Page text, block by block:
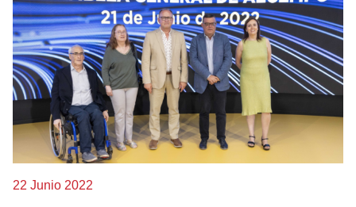
22 Junio 2022